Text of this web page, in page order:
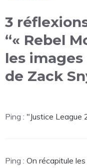
3
“« Rebel
les images
de Zack
Ping : "Justice League
Ping : On récapitule